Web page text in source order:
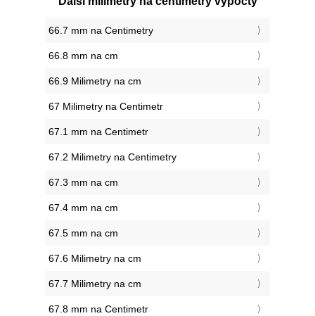
66.7 mm na Centimetry
66.8 mm na cm
66.9 Milimetry na cm
67 Milimetry na Centimetr
67.1 mm na Centimetr
67.2 Milimetry na Centimetry
67.3 mm na cm
67.4 mm na cm
67.5 mm na cm
67.6 Milimetry na cm
67.7 Milimetry na cm
67.8 mm na Centimetr